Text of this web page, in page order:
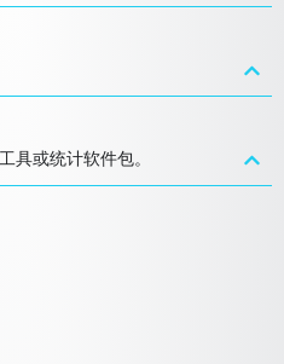
具或统计软件包。